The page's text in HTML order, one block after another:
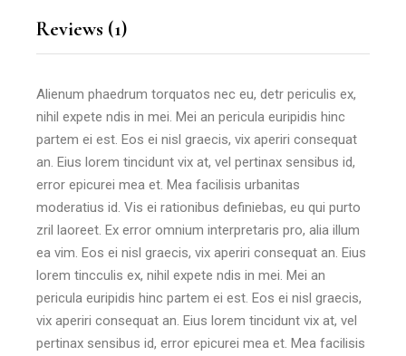
Reviews (1)
Alienum phaedrum torquatos nec eu, detr periculis ex,
nihil expete ndis in mei. Mei an pericula euripidis hinc
partem ei est. Eos ei nisl graecis, vix aperiri consequat
an. Eius lorem tincidunt vix at, vel pertinax sensibus id,
error epicurei mea et. Mea facilisis urbanitas
moderatius id. Vis ei rationibus definiebas, eu qui purto
zril laoreet. Ex error omnium interpretaris pro, alia illum
ea vim. Eos ei nisl graecis, vix aperiri consequat an. Eius
lorem tincculis ex, nihil expete ndis in mei. Mei an
pericula euripidis hinc partem ei est. Eos ei nisl graecis,
vix aperiri consequat an. Eius lorem tincidunt vix at, vel
pertinax sensibus id, error epicurei mea et. Mea facilisis